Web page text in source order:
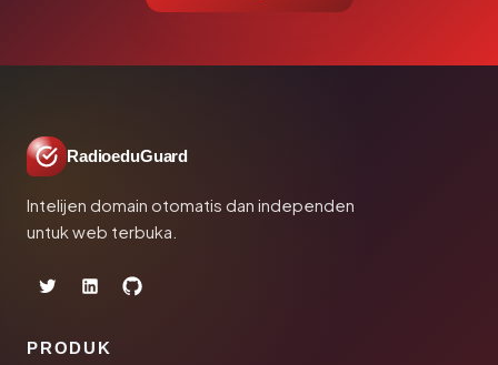
RadioeduGuard
Intelijen domain otomatis dan independen
untuk web terbuka.
PRODUK